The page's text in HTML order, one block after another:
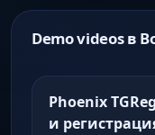
Demo videos в
Phoenix
и